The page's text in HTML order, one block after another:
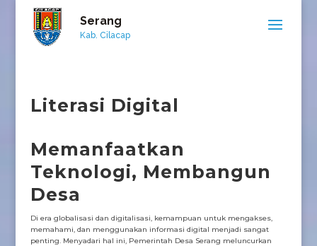
Serang
Kab. Cilacap
Literasi Digital
Memanfaatkan
Teknologi, Membangun
Desa
Di era globalisasi dan digitalisasi, kemampuan untuk mengakses,
memahami, dan menggunakan informasi digital menjadi sangat
penting. Menyadari hal ini, Pemerintah Desa Serang meluncurkan